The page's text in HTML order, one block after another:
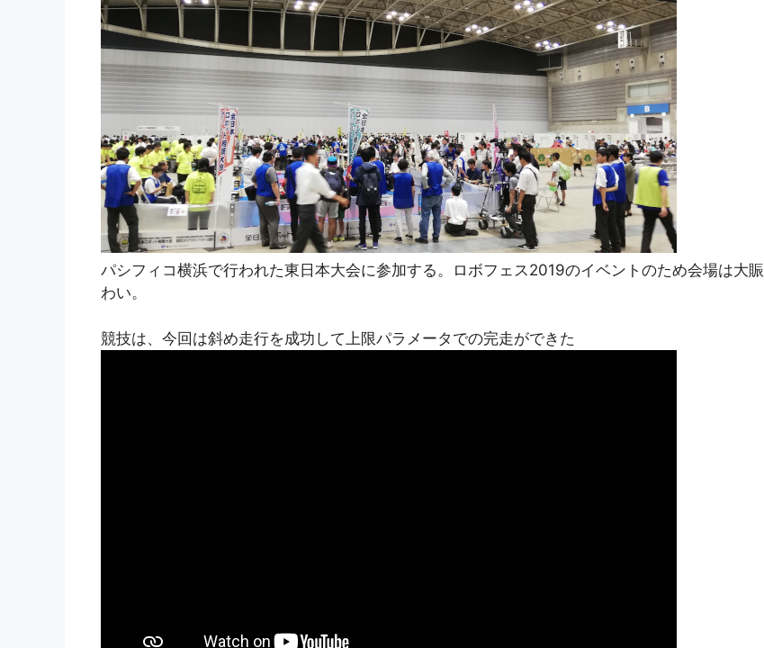
パシフィコ横浜で行われた東日本大会に参加する。ロボフェス2019のイベントのため会場は大賑
わい。
競技は、今回は斜め走行を成功して上限パラメータでの完走ができた